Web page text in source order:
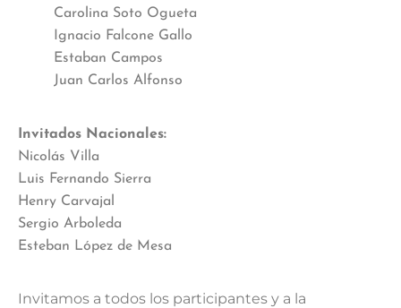
Carolina Soto Ogueta
Ignacio Falcone Gallo
Estaban Campos
Juan Carlos Alfonso
Invitados Nacionales:
Nicolás Villa
Luis Fernando Sierra
Henry Carvajal
Sergio Arboleda
Esteban López de Mesa
Invitamos a todos los participantes y a la